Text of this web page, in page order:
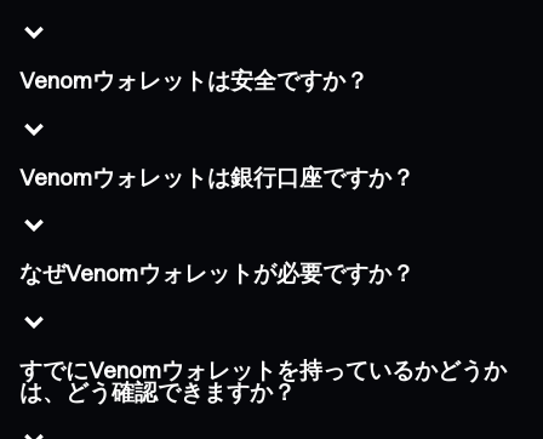
Venomウォレットは安全ですか？
Venomウォレットは銀行口座ですか？
なぜVenomウォレットが必要ですか？
すでにVenomウォレットを持っているかどうか
は、どう確認できますか？